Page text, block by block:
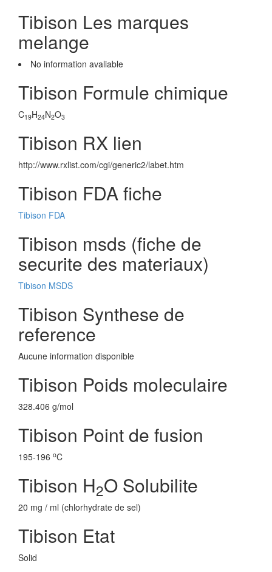
Tibison Les marques
melange
No information avaliable
Tibison Formule chimique
C19H24N2O3
Tibison RX lien
http://www.rxlist.com/cgi/generic2/labet.htm
Tibison FDA fiche
Tibison FDA
Tibison msds (fiche de
securite des materiaux)
Tibison MSDS
Tibison Synthese de
reference
Aucune information disponible
Tibison Poids moleculaire
328.406 g/mol
Tibison Point de fusion
195-196 oC
Tibison H2O Solubilite
20 mg / ml (chlorhydrate de sel)
Tibison Etat
Solid